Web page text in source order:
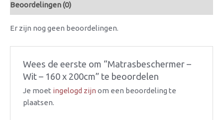
Beoordelingen (0)
Er zijn nog geen beoordelingen.
Wees de eerste om “Matrasbeschermer –
Wit – 160 x 200cm” te beoordelen
Je moet ingelogd zijn om een beoordeling te
plaatsen.